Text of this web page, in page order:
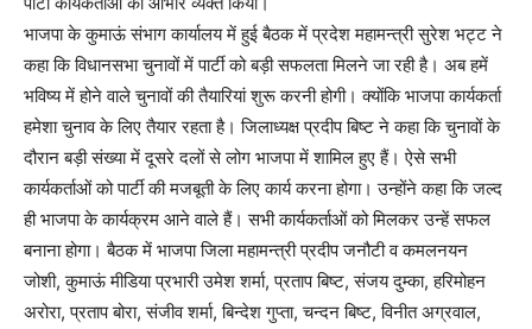
भाजपा के कुमाऊं संभाग कार्यालय में हुई बैठक में प्रदेश महामन्त्री सुरेश भट्ट ने
कहा कि विधानसभा चुनावों में पार्टी को बड़ी सफलता मिलने जा रही है। अब हमें
भविष्य में होने वाले चुनावों की तैयारियां शुरू करनी होगी। क्योंकि भाजपा कार्यकर्ता
हमेशा चुनाव के लिए तैयार रहता है। जिलाध्यक्ष प्रदीप बिष्ट ने कहा कि चुनावों के
दौरान बड़ी संख्या में दूसरे दलों से लोग भाजपा में शामिल हुए हैं। ऐसे सभी
कार्यकर्ताओं को पार्टी की मजबूती के लिए कार्य करना होगा। उन्होंने कहा कि जल्द
ही भाजपा के कार्यक्रम आने वाले हैं। सभी कार्यकर्ताओं को मिलकर उन्हें सफल
बनाना होगा। बैठक में भाजपा जिला महामन्त्री प्रदीप जनौटी व कमलनयन
जोशी, कुमाऊं मीडिया प्रभारी उमेश शर्मा, प्रताप बिष्ट, संजय दुम्का, हरिमोहन
अरोरा, प्रताप बोरा, संजीव शर्मा, बिन्देश गुप्ता, चन्दन बिष्ट, विनीत अग्रवाल,